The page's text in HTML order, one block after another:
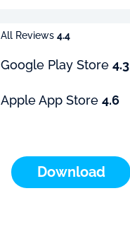
All Reviews 4.4
Google Play Store 4.3
Apple App Store 4.6
Download